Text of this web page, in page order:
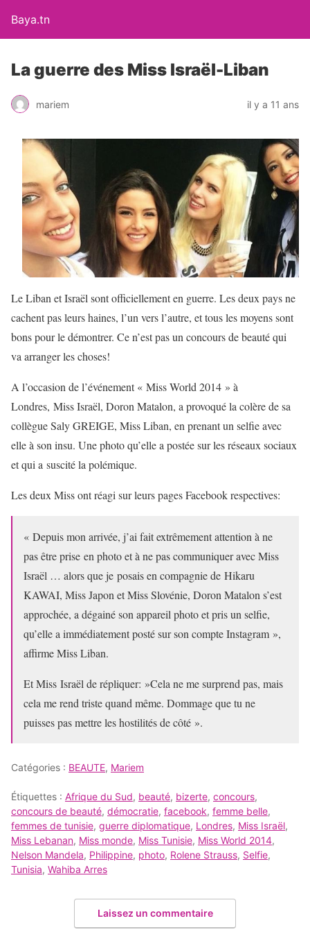
Baya.tn
La guerre des Miss Israël-Liban
mariem il y a 11 ans
Le Liban et Israël sont officiellement en guerre. Les deux pays ne
cachent pas leurs haines, l’un vers l’autre, et tous les moyens sont
bons pour le démontrer. Ce n’est pas un concours de beauté qui
va arranger les choses!
A l’occasion de l’événement « Miss World 2014 » à
Londres, Miss Israël, Doron Matalon, a provoqué la colère de sa
collègue Saly GREIGE, Miss Liban, en prenant un selfie avec
elle à son insu. Une photo qu’elle a postée sur les réseaux sociaux
et qui a suscité la polémique.
Les deux Miss ont réagi sur leurs pages Facebook respectives:
« Depuis mon arrivée, j’ai fait extrêmement attention à ne
pas être prise en photo et à ne pas communiquer avec Miss
Israël … alors que je posais en compagnie de Hikaru
KAWAI, Miss Japon et Miss Slovénie, Doron Matalon s’est
approchée, a dégainé son appareil photo et pris un selfie,
qu’elle a immédiatement posté sur son compte Instagram »,
affirme Miss Liban.
Et Miss Israël de répliquer: »Cela ne me surprend pas, mais
cela me rend triste quand même. Dommage que tu ne
puisses pas mettre les hostilités de côté ».
Catégories : BEAUTE, Mariem
Étiquettes : Afrique du Sud, beauté, bizerte, concours,
concours de beauté, démocratie, facebook, femme belle,
femmes de tunisie, guerre diplomatique, Londres, Miss Israël,
Miss Lebanan, Miss monde, Miss Tunisie, Miss World 2014,
Nelson Mandela, Philippine, photo, Rolene Strauss, Selfie,
Tunisia, Wahiba Arres
Laissez un commentaire